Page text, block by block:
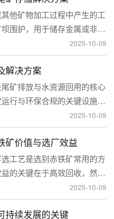
他矿物加工过程中产生的工
围护，用于储存金属或非金
括尾矿处理系统、排水系统和
分为山谷型、山坡型、平地
2025-10-09
解决方案
矿排放与水资源回用的核心
行与环保合规的关键设施。
细、水量大、化学活性强等特
处理与排洪系统设计方面面
2025-10-09
矿价值与选厂效益
工艺是选别赤铁矿常用的方
的关键在于高效回收，然
细、易泥化、存在高硅铝杂质
行处理会面临回收率低、精
题。
2025-10-09
持续发展的关键